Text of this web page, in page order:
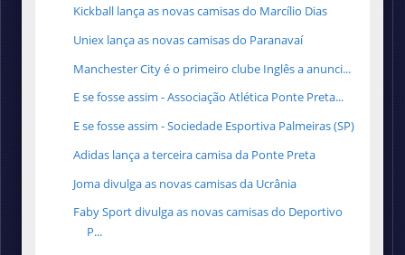
Kickball lança as novas camisas do Marcílio Dias
Uniex lança as novas camisas do Paranavaí
Manchester City é o primeiro clube Inglês a anunci...
E se fosse assim - Associação Atlética Ponte Preta...
E se fosse assim - Sociedade Esportiva Palmeiras (SP)
Adidas lança a terceira camisa da Ponte Preta
Joma divulga as novas camisas da Ucrânia
Faby Sport divulga as novas camisas do Deportivo
P...